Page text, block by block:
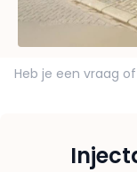
Heb je een vraag